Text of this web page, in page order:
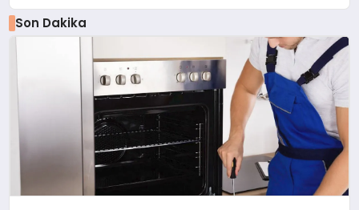
Son Dakika